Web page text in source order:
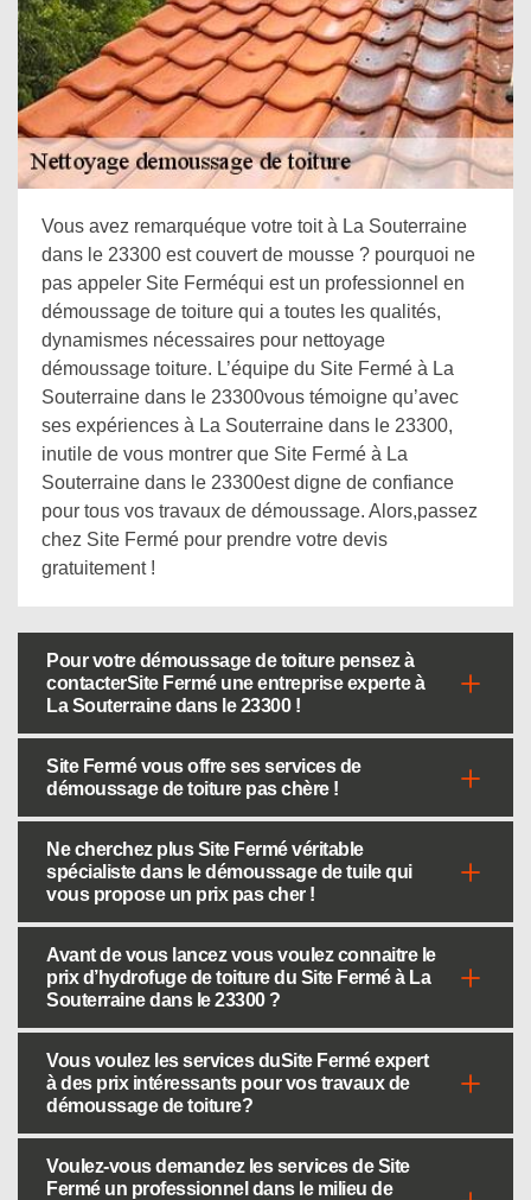
Vous avez remarquéque votre toit à La Souterraine
dans le 23300 est couvert de mousse ? pourquoi ne
pas appeler Site Ferméqui est un professionnel en
démoussage de toiture qui a toutes les qualités,
dynamismes nécessaires pour nettoyage
démoussage toiture. L’équipe du Site Fermé à La
Souterraine dans le 23300vous témoigne qu’avec
ses expériences à La Souterraine dans le 23300,
inutile de vous montrer que Site Fermé à La
Souterraine dans le 23300est digne de confiance
pour tous vos travaux de démoussage. Alors,passez
chez Site Fermé pour prendre votre devis
gratuitement !
Pour votre démoussage de toiture pensez à
contacterSite Fermé une entreprise experte à
La Souterraine dans le 23300 !
Site Fermé vous offre ses services de
démoussage de toiture pas chère !
Ne cherchez plus Site Fermé véritable
spécialiste dans le démoussage de tuile qui
vous propose un prix pas cher !
Avant de vous lancez vous voulez connaitre le
prix d’hydrofuge de toiture du Site Fermé à La
Souterraine dans le 23300 ?
Vous voulez les services duSite Fermé expert
à des prix intéressants pour vos travaux de
démoussage de toiture?
Voulez-vous demandez les services de Site
Fermé un professionnel dans le milieu de